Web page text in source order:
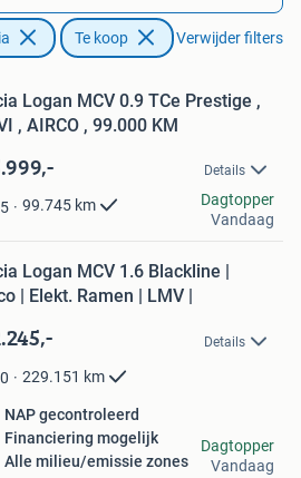
Te koop Verwijder filters
Logan MCV 0.9 TCe Prestige ,
, AIRCO , 99.000 KM
Details
99.745 km
Dagtopper
Vandaag
Logan MCV 1.6 Blackline |
| Elekt. Ramen | LMV |
Details
229.151 km
NAP gecontroleerd
Financiering mogelijk
Alle milieu/emissie zones
Dagtopper
Vandaag